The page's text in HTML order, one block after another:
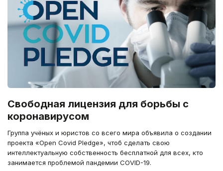
Свободная лицензия для борьбы с
коронавирусом
Группа учёных и юристов со всего мира объявила о создании
проекта «Open Covid Pledge», чтоб сделать свою
интеллектуальную собственность бесплатной для всех, кто
занимается проблемой пандемии COVID-19.